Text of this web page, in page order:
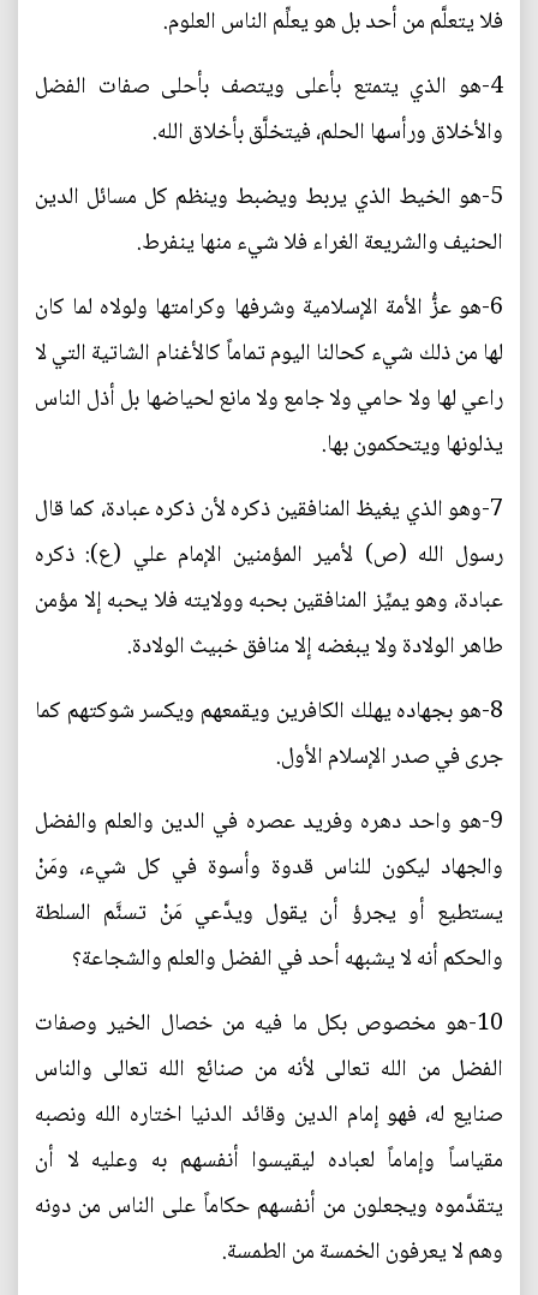
فلا يتعلَّم من أحد بل هو يعلِّم الناس العلوم.
4-هو الذي يتمتع بأعلى ويتصف بأحلى صفات الفضل
والأخلاق ورأسها الحلم، فيتخلَّق بأخلاق الله.
5-هو الخيط الذي يربط ويضبط وينظم كل مسائل الدين
الحنيف والشريعة الغراء فلا شيء منها ينفرط.
6-هو عزُّ الأمة الإسلامية وشرفها وكرامتها ولولاه لما كان
لها من ذلك شيء كحالنا اليوم تماماً كالأغنام الشاتية التي لا
راعي لها ولا حامي ولا جامع ولا مانع لحياضها بل أذل الناس
يذلونها ويتحكمون بها.
7-وهو الذي يغيظ المنافقين ذكره لأن ذكره عبادة، كما قال
رسول الله (ص) لأمير المؤمنين الإمام علي (ع): ذكره
عبادة، وهو يميِّز المنافقين بحبه وولايته فلا يحبه إلا مؤمن
طاهر الولادة ولا يبغضه إلا منافق خبيث الولادة.
8-هو بجهاده يهلك الكافرين ويقمعهم ويكسر شوكتهم كما
جرى في صدر الإسلام الأول.
9-هو واحد دهره وفريد عصره في الدين والعلم والفضل
والجهاد ليكون للناس قدوة وأسوة في كل شيء، ومَنْ
يستطيع أو يجرؤ أن يقول ويدَّعي مَنْ تسنَّم السلطة
والحكم أنه لا يشبهه أحد في الفضل والعلم والشجاعة؟
10-هو مخصوص بكل ما فيه من خصال الخير وصفات
الفضل من الله تعالى لأنه من صنائع الله تعالى والناس
صنايع له، فهو إمام الدين وقائد الدنيا اختاره الله ونصبه
مقياساً وإماماً لعباده ليقيسوا أنفسهم به وعليه لا أن
يتقدَّموه ويجعلون من أنفسهم حكاماً على الناس من دونه
وهم لا يعرفون الخمسة من الطمسة.